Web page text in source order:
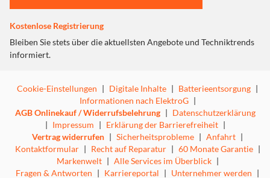
Klassische Eleganz, moderne Funktionen, einfache
Bedienung und handliche Größe – all das trifft beim
Kostenlose Registrierung
Bleiben Sie stets über die aktuellsten Angebote und Techniktrends
informiert.
Cookie-Einstellungen | Digitale Inhalte | Batterieentsorgung |
Informationen nach ElektroG |
AGB Onlinekauf / Widerrufsbelehrung | Datenschutzerklärung
| Impressum | Erklärung der Barrierefreiheit |
Vertrag widerrufen | Sicherheitsprobleme | Anfahrt |
Kontaktformular | Recht auf Reparatur | 60 Monate Garantie |
Markenwelt | Alle Services im Überblick |
Fragen & Antworten | Karriereportal | Unternehmer werden |